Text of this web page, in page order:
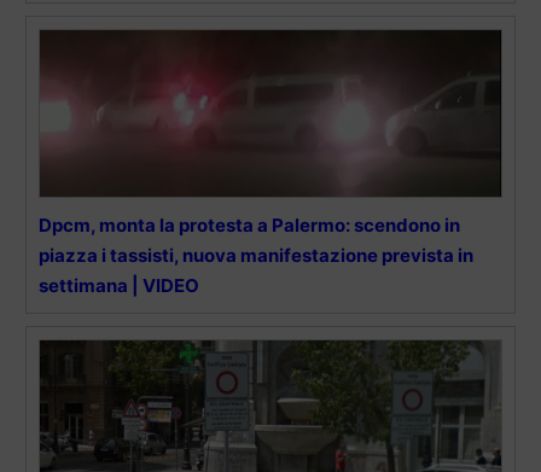
Dpcm, monta la protesta a Palermo: scendono in
piazza i tassisti, nuova manifestazione prevista in
settimana | VIDEO